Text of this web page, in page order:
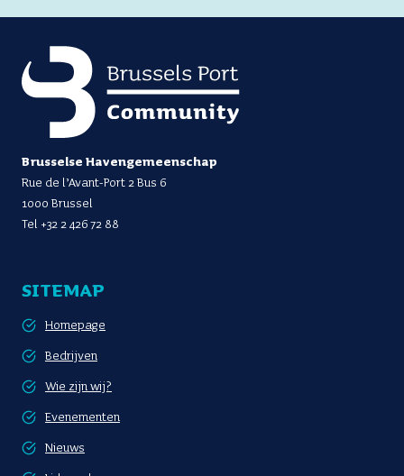
Brusselse Havengemeenschap
Rue de l’Avant-Port 2 Bus 6
1000 Brussel
Tel +32 2 426 72 88
SITEMAP
Homepage
Bedrijven
Wie zijn wij?
Evenementen
Nieuws